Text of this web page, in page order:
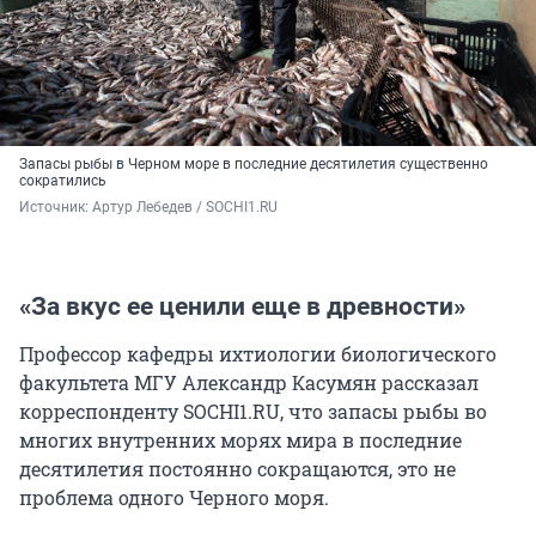
Запасы рыбы в Черном море в последние десятилетия существенно
сократились
Источник: Артур Лебедев / SOCHI1.RU
«За вкус ее ценили еще в древности»
Профессор кафедры ихтиологии биологического
факультета МГУ Александр Касумян рассказал
корреспонденту SOCHI1.RU, что запасы рыбы во
многих внутренних морях мира в последние
десятилетия постоянно сокращаются, это не
проблема одного Черного моря.